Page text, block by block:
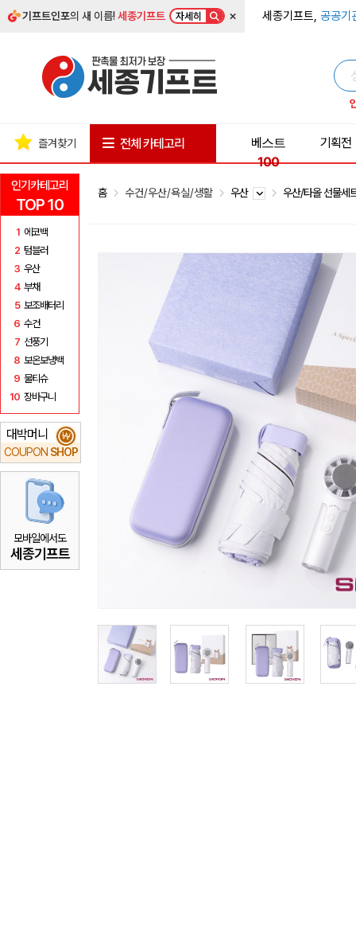
기프트인포의 새 이름!세종기프트 자세히 × 세종기프트, 공공기
인기카테고리
TOP 10
1 에코백
2 텀블러
3 우산
4 부채
5 보조배터리
6 수건
7 선풍기
8 보온보냉백
9 물티슈
10 장바구니
대박머니
COUPON SHOP
₩
모바일에서도
세종기프트
즐겨찾기 전체 카테고리
베스트
100
기획전
홈 수건/우산/욕실/생활 우산 우산/타올 선물세